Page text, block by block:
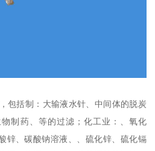
包括制：大输液水针、中间体的脱炭
制药、等的过滤；化工业：、氧化
锌、碳酸钠溶液、、硫化锌、硫化镉